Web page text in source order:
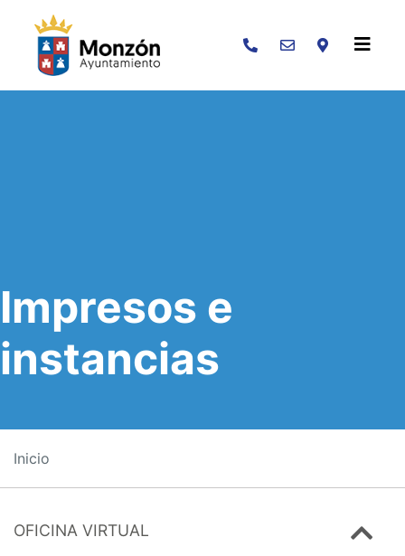
Buscar
Impresos e
instancias
Inicio
OFICINA VIRTUAL